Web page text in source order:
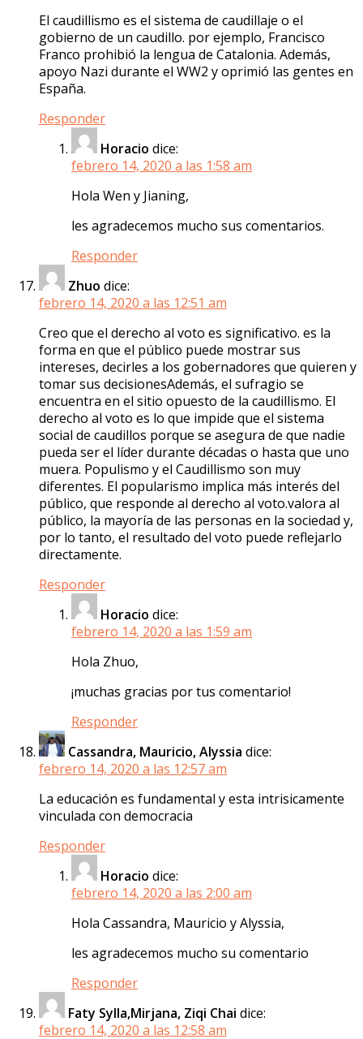
El caudillismo es el sistema de caudillaje o el
gobierno de un caudillo. por ejemplo, Francisco
Franco prohibió la lengua de Catalonia. Además,
apoyo Nazi durante el WW2 y oprimió las gentes en
España.
Responder
Horacio dice:
febrero 14, 2020 a las 1:58 am
Hola Wen y Jianing,
les agradecemos mucho sus comentarios.
Responder
Zhuo dice:
febrero 14, 2020 a las 12:51 am
Creo que el derecho al voto es significativo. es la
forma en que el público puede mostrar sus
intereses, decirles a los gobernadores que quieren y
tomar sus decisionesAdemás, el sufragio se
encuentra en el sitio opuesto de la caudillismo. El
derecho al voto es lo que impide que el sistema
social de caudillos porque se asegura de que nadie
pueda ser el líder durante décadas o hasta que uno
muera. Populismo y el Caudillismo son muy
diferentes. El popularismo implica más interés del
público, que responde al derecho al voto.valora al
público, la mayoría de las personas en la sociedad y,
por lo tanto, el resultado del voto puede reflejarlo
directamente.
Responder
Horacio dice:
febrero 14, 2020 a las 1:59 am
Hola Zhuo,
¡muchas gracias por tus comentario!
Responder
Cassandra, Mauricio, Alyssia dice:
febrero 14, 2020 a las 12:57 am
La educación es fundamental y esta intrisicamente
vinculada con democracia
Responder
Horacio dice:
febrero 14, 2020 a las 2:00 am
Hola Cassandra, Mauricio y Alyssia,
les agradecemos mucho su comentario
Responder
Faty Sylla,Mirjana, Ziqi Chai dice:
febrero 14, 2020 a las 12:58 am